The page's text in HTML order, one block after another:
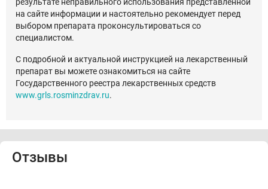
на сайте информации и настоятельно рекомендует перед
выбором препарата проконсультироваться со
специалистом.
С подробной и актуальной инструкцией на лекарственный
препарат вы можете ознакомиться на сайте
Государственного реестра лекарственных средств
www.grls.rosminzdrav.ru.
Отзывы